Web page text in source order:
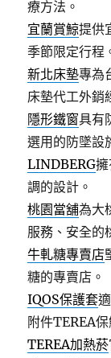
療方法。
宜蘭賞鯨提供
季節限定行程
新北床墊專為
床墊代工外銷
隱形鐵窗具有
選用的防墜設
LINDBERG
調的設計。
桃園當舖為大
服務、安全的
牛軋糖專賣店
糖的專賣店。
IQOS保護套
附件TEREA
TEREA加熱菸